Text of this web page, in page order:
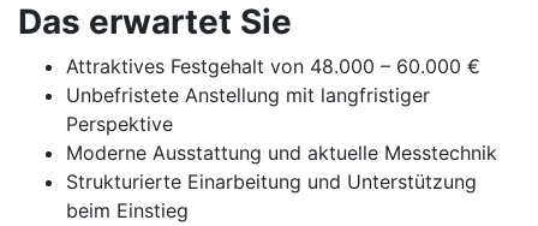
Das erwartet Sie
Attraktives Festgehalt von 48.000 – 60.000 €
Unbefristete Anstellung mit langfristiger
Perspektive
Moderne Ausstattung und aktuelle Messtechnik
Strukturierte Einarbeitung und Unterstützung
beim Einstieg